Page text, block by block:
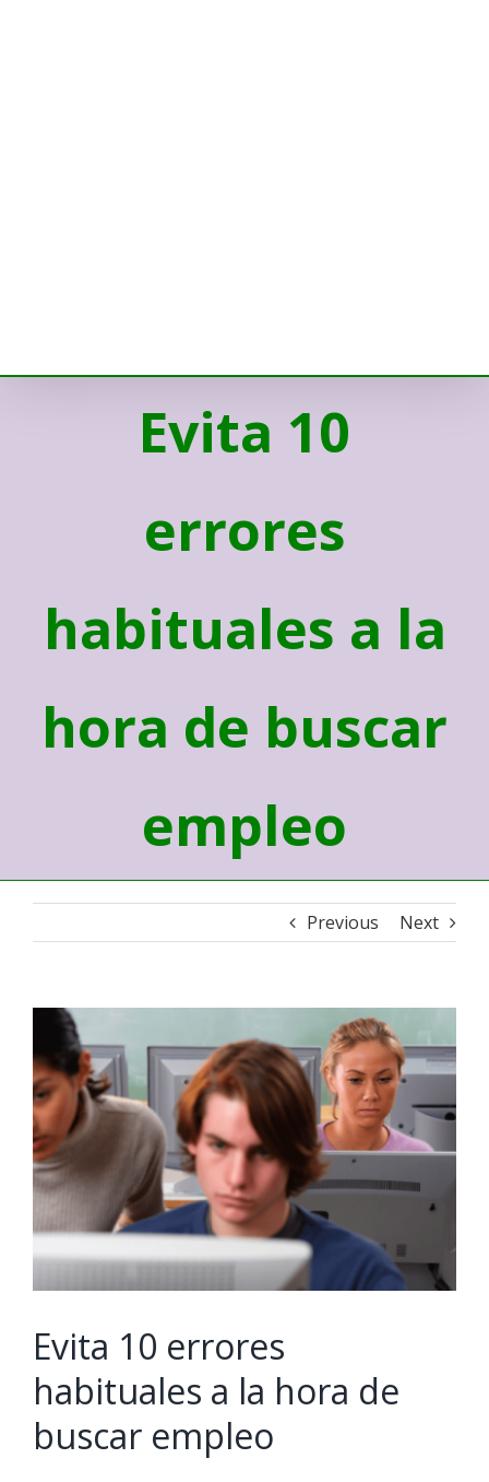
Evita 10
errores
habituales a la
hora de buscar
empleo
Previous Next
View
Larger
Image
Evita 10 errores
habituales a la hora de
buscar empleo